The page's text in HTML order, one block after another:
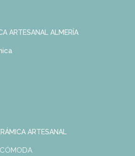
ARTESANAL ALMERÍA
ARTESANAL